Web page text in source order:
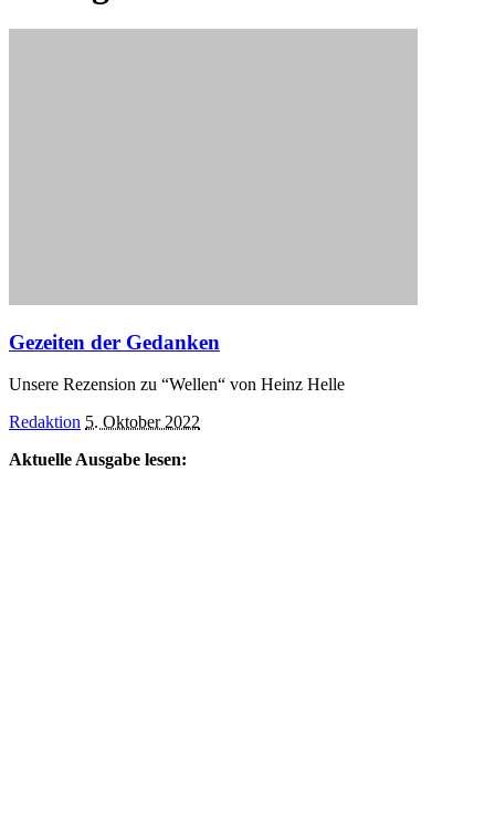
Gezeiten der Gedanken
Unsere Rezension zu “Wellen“ von Heinz Helle
Posted
Redaktion 5. Oktober 2022
Aktuelle Ausgabe lesen: